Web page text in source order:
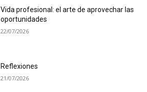
Vida profesional: el arte de aprovechar las
oportunidades
22/07/2026
Reflexiones
21/07/2026